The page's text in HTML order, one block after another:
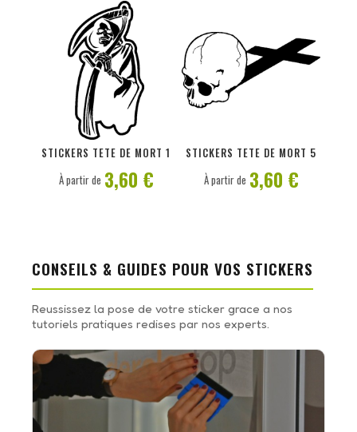
STICKERS TETE DE MORT 1
PERSONNALISER
À partir de 3,60 €
STICKERS TETE DE MORT 5
À partir de 3,60 €
CONSEILS & GUIDES POUR VOS STICKERS
Reussissez la pose de votre sticker grace a nos
tutoriels pratiques redises par nos experts.